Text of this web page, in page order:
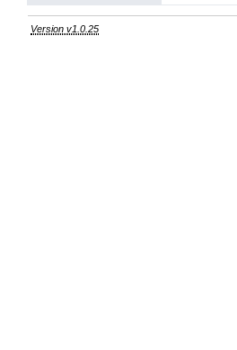
Version v1.0.25